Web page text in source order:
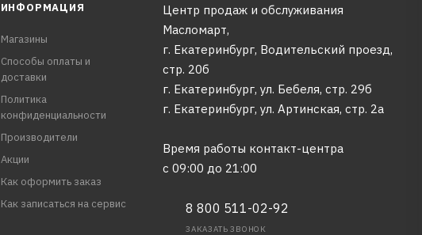
ИНФОРМАЦИЯ
Магазины
Способы оплаты и
доставки
Политика
конфиденциальности
Производители
Акции
Как оформить заказ
Как записаться на сервис
Центр продаж и обслуживания
Масломарт,
г. Екатеринбург, Водительский проезд,
стр. 20б
г. Екатеринбург, ул. Бебеля, стр. 29б
г. Екатеринбург, ул. Артинская, стр. 2а
Время работы контакт-центра
с 09:00 до 21:00
8 800 511-02-92
ЗАКАЗАТЬ ЗВОНОК